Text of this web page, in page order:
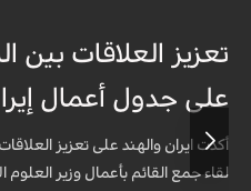
تعزيز العلاقات
على جدول أعمال
أكدت ايران والهند على تعزيز
لقاء جمع القائم بأعمال وزير العلوم